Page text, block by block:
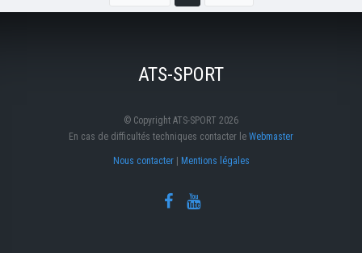
ATS-SPORT
© Copyright ATS-SPORT 2026
En cas de difficultés techniques contacter le Webmaster
Nous contacter| Mentions légales